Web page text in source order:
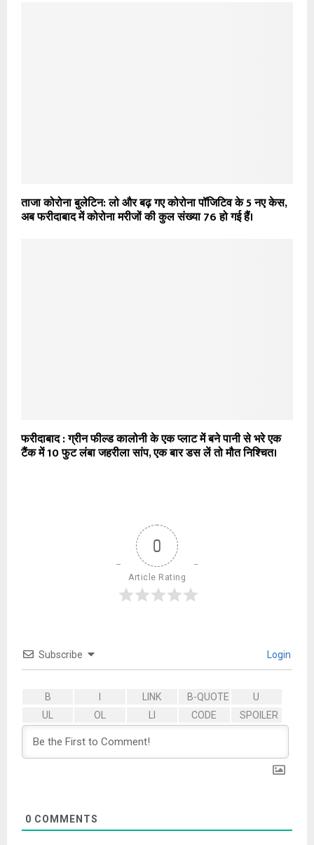
ताजा कोरोना बुलेटिन: लो और बढ़ गए कोरोना पॉजिटिव के 5 नए केस,
अब फरीदाबाद में कोरोना मरीजों की कुल संख्या 76 हो गई हैं।
फरीदाबाद : ग्रीन फील्ड कालोनी के एक प्लाट में बने पानी से भरे एक
टैंक में 10 फुट लंबा जहरीला सांप, एक बार डस लें तो मौत निश्चित।
0
Article Rating
Subscribe Login
0 COMMENTS